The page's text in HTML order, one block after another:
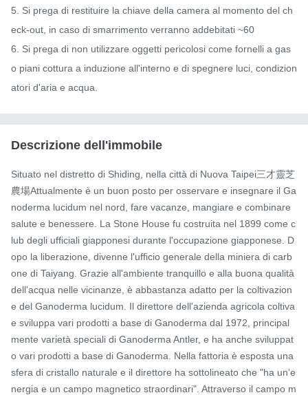
5. Si prega di restituire la chiave della camera al momento del ch
eck-out, in caso di smarrimento verranno addebitati ~60
6. Si prega di non utilizzare oggetti pericolosi come fornelli a gas
o piani cottura a induzione all'interno e di spegnere luci, condizion
atori d'aria e acqua.
Descrizione dell'immobile
Situato nel distretto di Shiding, nella città di Nuova Taipei三才靈芝
農場Attualmente è un buon posto per osservare e insegnare il Ga
noderma lucidum nel nord, fare vacanze, mangiare e combinare
salute e benessere. La Stone House fu costruita nel 1899 come c
lub degli ufficiali giapponesi durante l'occupazione giapponese. D
opo la liberazione, divenne l'ufficio generale della miniera di carb
one di Taiyang. Grazie all'ambiente tranquillo e alla buona qualità
dell'acqua nelle vicinanze, è abbastanza adatto per la coltivazion
e del Ganoderma lucidum. Il direttore dell'azienda agricola coltiva
e sviluppa vari prodotti a base di Ganoderma dal 1972, principal
mente varietà speciali di Ganoderma Antler, e ha anche sviluppat
o vari prodotti a base di Ganoderma. Nella fattoria è esposta una
sfera di cristallo naturale e il direttore ha sottolineato che "ha un'e
nergia e un campo magnetico straordinari". Attraverso il campo m